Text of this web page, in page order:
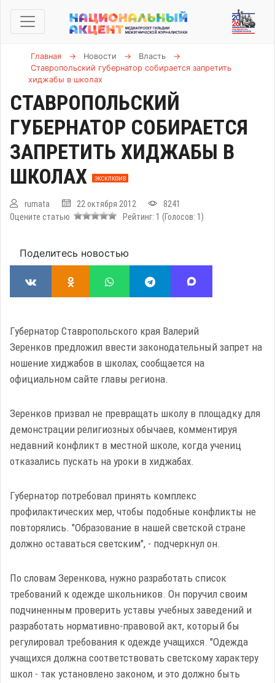
Главная → Новости → Власть
→
Ставропольский губернатор собирается запретить
хиджабы в школах
СТАВРОПОЛЬСКИЙ
ГУБЕРНАТОР СОБИРАЕТСЯ
ЗАПРЕТИТЬ ХИДЖАБЫ В
ШКОЛАХ
ЭКСКЛЮЗИВ
rumata 22 октября 2012
8241
Оцените статью
Рейтинг: 1 (Голосов: 1 )
Поделитесь новостью
Губернатор Ставропольского края Валерий
Зеренков предложил ввести законодательный запрет на
ношение хиджабов в школах, сообщается на
официальном сайте главы региона.
Зеренков призвал не превращать школу в площадку для
демонстрации религиозных обычаев, комментируя
недавний конфликт в местной школе, когда учениц
отказались пускать на уроки в хиджабах.
Губернатор потребовал принять комплекс
профилактических мер, чтобы подобные конфликты не
повторялись. "Образование в нашей светской стране
должно оставаться светским", - подчеркнул он.
По словам Зеренкова, нужно разработать список
требований к одежде школьников. Он поручил своим
подчиненным проверить уставы учебных заведений и
разработать нормативно-правовой акт, который бы
регулировал требования к одежде учащихся. "Одежда
учащихся должна соответствовать светскому характеру
школ - так установлено законом, и это должно быть